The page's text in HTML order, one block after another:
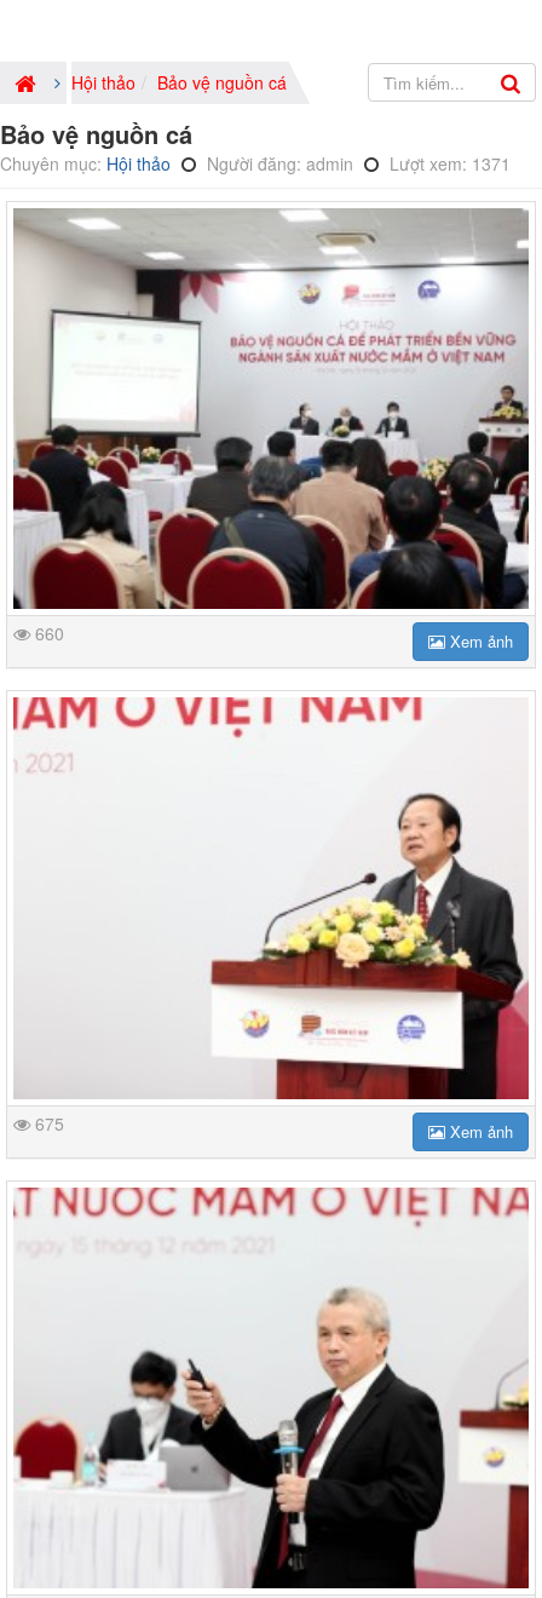
Hội thảo Bảo vệ nguồn cá
Bảo vệ nguồn cá
Chuyên mục: Hội thảo Người đăng: admin Lượt xem: 1371
660 Xem ảnh
675 Xem ảnh